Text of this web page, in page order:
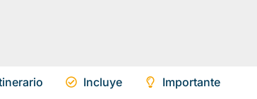
Incluye Importante